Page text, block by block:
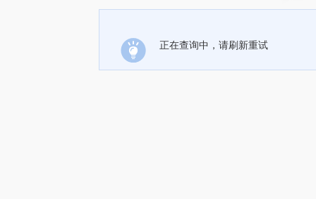
正在查询中，请刷新重试